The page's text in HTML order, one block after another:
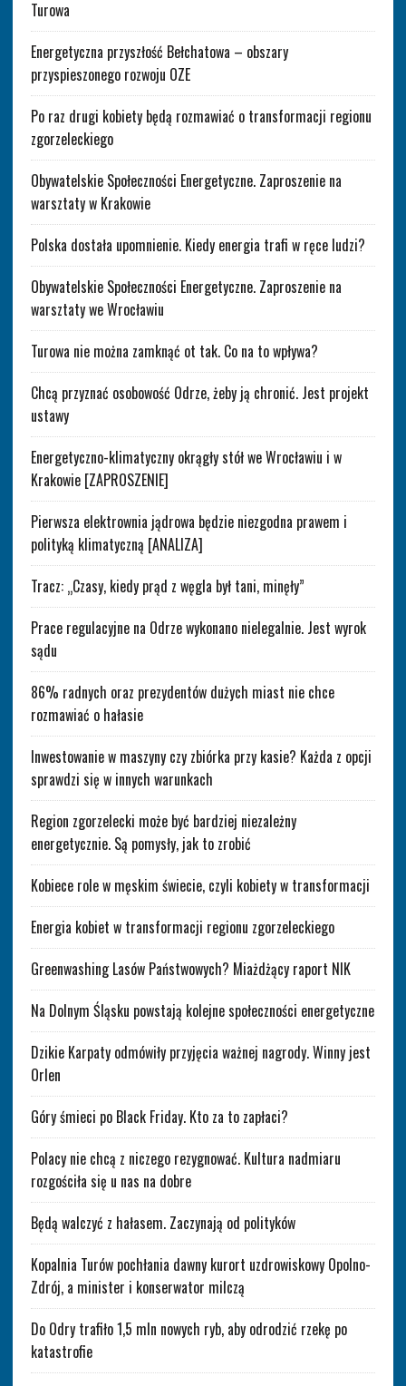
Turowa
Energetyczna przyszłość Bełchatowa – obszary
przyspieszonego rozwoju OZE
Po raz drugi kobiety będą rozmawiać o transformacji regionu
zgorzeleckiego
Obywatelskie Społeczności Energetyczne. Zaproszenie na
warsztaty w Krakowie
Polska dostała upomnienie. Kiedy energia trafi w ręce ludzi?
Obywatelskie Społeczności Energetyczne. Zaproszenie na
warsztaty we Wrocławiu
Turowa nie można zamknąć ot tak. Co na to wpływa?
Chcą przyznać osobowość Odrze, żeby ją chronić. Jest projekt
ustawy
Energetyczno-klimatyczny okrągły stół we Wrocławiu i w
Krakowie [ZAPROSZENIE]
Pierwsza elektrownia jądrowa będzie niezgodna prawem i
polityką klimatyczną [ANALIZA]
Tracz: „Czasy, kiedy prąd z węgla był tani, minęły”
Prace regulacyjne na Odrze wykonano nielegalnie. Jest wyrok
sądu
86% radnych oraz prezydentów dużych miast nie chce
rozmawiać o hałasie
Inwestowanie w maszyny czy zbiórka przy kasie? Każda z opcji
sprawdzi się w innych warunkach
Region zgorzelecki może być bardziej niezależny
energetycznie. Są pomysły, jak to zrobić
Kobiece role w męskim świecie, czyli kobiety w transformacji
Energia kobiet w transformacji regionu zgorzeleckiego
Greenwashing Lasów Państwowych? Miażdżący raport NIK
Na Dolnym Śląsku powstają kolejne społeczności energetyczne
Dzikie Karpaty odmówiły przyjęcia ważnej nagrody. Winny jest
Orlen
Góry śmieci po Black Friday. Kto za to zapłaci?
Polacy nie chcą z niczego rezygnować. Kultura nadmiaru
rozgościła się u nas na dobre
Będą walczyć z hałasem. Zaczynają od polityków
Kopalnia Turów pochłania dawny kurort uzdrowiskowy Opolno-
Zdrój, a minister i konserwator milczą
Do Odry trafiło 1,5 mln nowych ryb, aby odrodzić rzekę po
katastrofie